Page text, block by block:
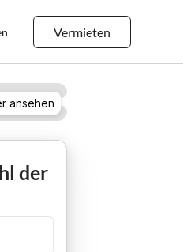
Vermieten
ansehen
der